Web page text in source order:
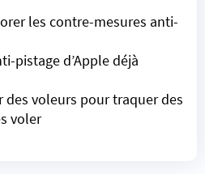
les contre-mesures anti-
pistage d’Apple déjà
des voleurs pour traquer des
voler